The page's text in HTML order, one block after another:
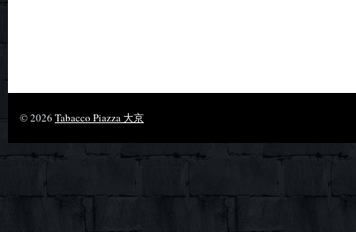
© 2026 Tabacco Piazza 大京